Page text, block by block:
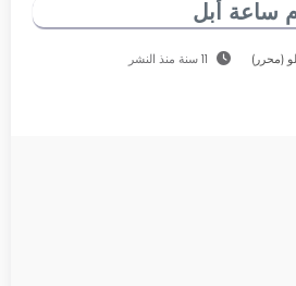
(محرر) 11 سنة منذ النشر